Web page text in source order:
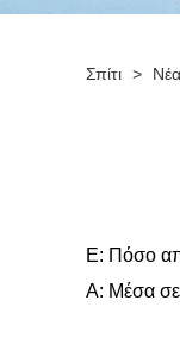
Σπίτι > Νέα
Ε: Πόσο
Α: Μέσα σε